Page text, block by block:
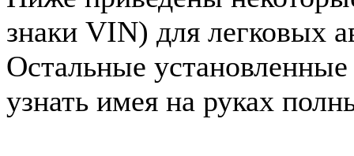
знаки VIN) для легковых
Остальные
узнать имея на руках